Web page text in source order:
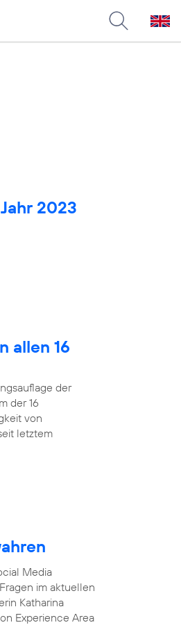
2023
allen 16
der
der 16
von
letztem
Media
im aktuellen
Katharina
Experience Area